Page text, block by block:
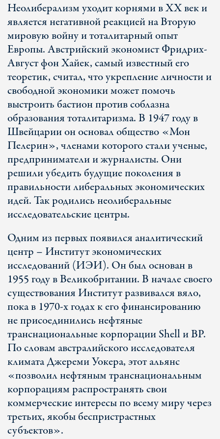
Неолиберализм уходит корнями в ХХ век и
является негативной реакцией на Вторую
мировую войну и тоталитарный опыт
Европы. Австрийский экономист Фридрих-
Август фон Хайек, самый известный его
теоретик, считал, что укрепление личности и
свободной экономики может помочь
выстроить бастион против соблазна
образования тоталитаризма. В 1947 году в
Швейцарии он основал общество «Мон
Пелерин», членами которого стали ученые,
предприниматели и журналисты. Они
решили убедить будущие поколения в
правильности либеральных экономических
идей. Так родились неолиберальные
исследовательские центры.
Одним из первых появился аналитический
центр – Институт экономических
исследований (ИЭИ). Он был основан в
1955 году в Великобритании. В начале своего
существования Институт развивался вяло,
пока в 1970-х годах к его финансированию
не присоединились нефтяные
транснациональные корпорации Shell и BP.
По словам австралийского исследователя
климата Джереми Уокера, этот альянс
«позволил нефтяным транснациональным
корпорациям распространять свои
коммерческие интересы по всему миру через
третьих, якобы беспристрастных
субъектов».